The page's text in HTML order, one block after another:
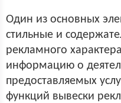
Один из основных
стильные и
рекламного
информацию о
предоставляемых
функций вывески